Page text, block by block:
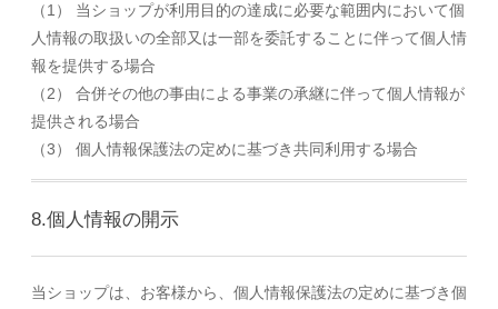
（1） 当ショップが利用目的の達成に必要な範囲内において個
人情報の取扱いの全部又は一部を委託することに伴って個人情
報を提供する場合
（2） 合併その他の事由による事業の承継に伴って個人情報が
提供される場合
（3） 個人情報保護法の定めに基づき共同利用する場合
8.個人情報の開示
当ショップは、お客様から、個人情報保護法の定めに基づき個